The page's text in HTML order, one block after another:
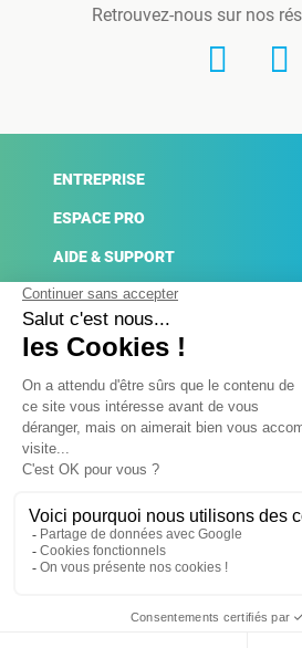
Retrouvez-nous sur nos
ENTREPRISE
ESPACE PRO
AIDE & SUPPORT
ACTUALITÉS
Mentions légales
Conditions générales
Plateforme de